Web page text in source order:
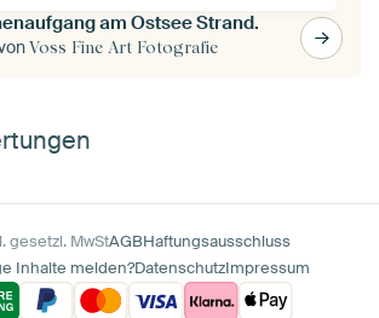
am Ostsee Strand.
Voss Fine Art Fotografie
gesetzl. MwStAGBHaftungsausschluss
Inhalte melden?DatenschutzImpressum